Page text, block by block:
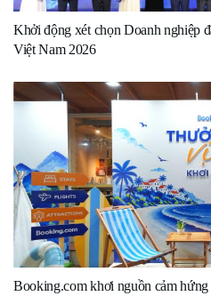
Khởi động xét chọn Doanh nghiệp
Việt Nam 2026
Booking.com khơi nguồn cảm